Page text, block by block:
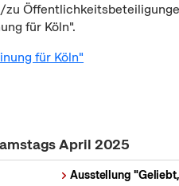
für Köln".
für Köln"
April 2025
Ausstellung